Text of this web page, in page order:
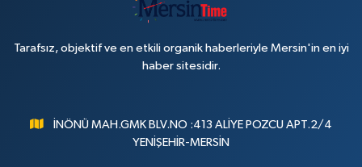
Tarafsız, objektif ve en etkili organik haberleriyle Mersin'in en iyi
haber sitesidir.
İNÖNÜ MAH.GMK BLV.NO :413 ALİYE POZCU APT.2/4
YENİŞEHİR-MERSİN